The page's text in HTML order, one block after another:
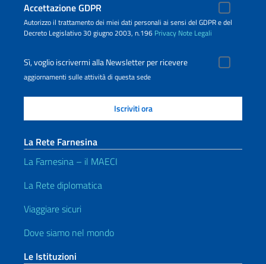
Accettazione GDPR
Autorizzo il trattamento dei miei dati personali ai sensi del GDPR e del
Decreto Legislativo 30 giugno 2003, n.196 Privacy Note Legali
Sì, voglio iscrivermi alla Newsletter per ricevere
aggiornamenti sulle attività di questa sede
La Rete Farnesina
La Farnesina – il MAECI
La Rete diplomatica
Viaggiare sicuri
Dove siamo nel mondo
Le Istituzioni